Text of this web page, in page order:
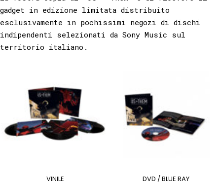
gadget in edizione limitata distribuito
esclusivamente in pochissimi negozi di dischi
indipendenti selezionati da Sony Music sul
territorio italiano.
VINILE DVD / BLUE RAY